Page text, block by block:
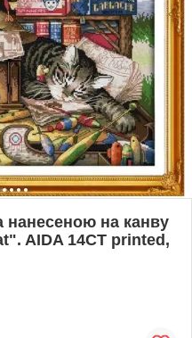
нанесеною на канву
AIDA 14CT printed,